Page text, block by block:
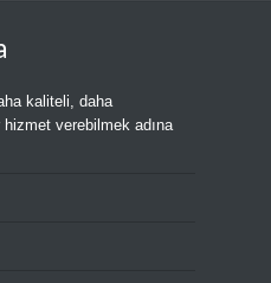
kaliteli, daha
verebilmek adına